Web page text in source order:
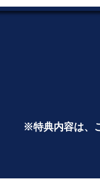
※特典内容は、